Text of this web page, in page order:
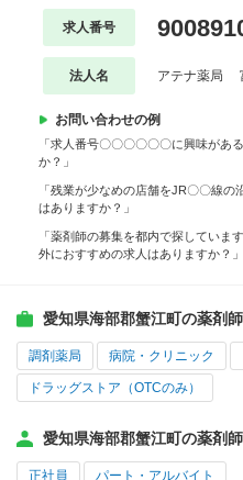
求人番号
法人名 アテナ薬局
お問い合わせの例
「求人番号〇〇〇〇〇〇に興味があ
か？」
「残業が少なめの店舗をJR〇〇線
はありますか？」
「薬剤師の募集を都内で探していま
外におすすめの求人はありますか？
愛知県海部郡蟹江町の薬剤
調剤薬局 病院・クリニック
ドラッグストア（OTCのみ）
愛知県海部郡蟹江町の薬剤
正社員 パート・アルバイト